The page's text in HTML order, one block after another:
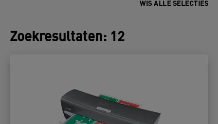
WIS ALLE SELECTIES
Zoekresultaten: 12